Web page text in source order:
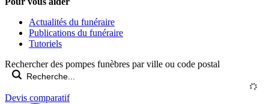
Actualités du funéraire
Publications du funéraire
Tutoriels
Rechercher des pompes funèbres par ville ou code postal
Devis comparatif